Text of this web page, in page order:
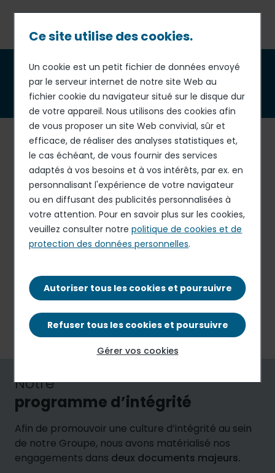
principal
Fil
d'Ariane
Politique d'intégrité et de
compliance
embre du Global Compact des Nations unies depuis
2004, le Groupe Eliorrespecte, soutient et promeut la
lutte contre toute forme de corruption.
L’intégrité des affaires est au cœur de nos activités et
de nos relations avec nos parties prenantes
(clients,
investisseurs, fournisseurs, partenaires etc.).
En ce sens, notre Groupe ainsi que l’ensemble de nos
et conduisent leurs activités en conformité avec les
législationsen vigueur dans les pays au sein desquels
transparence, la lutte contre la corruption et la
modernisation de la vie économique, dite « Sapin 2 »).
Notre
programme d’intégrité
Afin de promouvoir une culture d’intégrité au sein
de notre Groupe, nous avons matérialisé nos
engagements dans deux documents majeurs.
Ce site utilise des cookies.
Un cookie est un petit fichier de données envoyé
par le serveur internet de notre site Web au
fichier cookie du navigateur situé sur le disque dur
de votre appareil. Nous utilisons des cookies afin
de vous proposer un site Web convivial, sûr et
efficace, de réaliser des analyses statistiques et,
le cas échéant, de vous fournir des services
adaptés à vos besoins et à vos intérêts, par ex. en
personnalisant l'expérience de votre navigateur
ou en diffusant des publicités personnalisées à
votre attention. Pour en savoir plus sur les cookies,
veuillez consulter notrepolitique de cookies et de
protection des données personnelles.
Autoriser tous les cookies et poursuivre
Refuser tous les cookies et poursuivre
Gérer vos cookies